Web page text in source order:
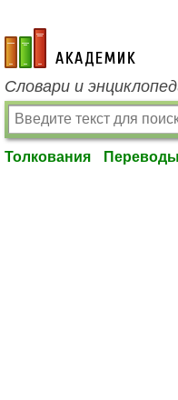
academic.ru
Словари и
Толкования Переводы